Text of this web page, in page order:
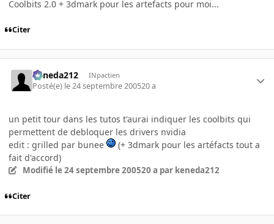
Coolbits 2.0 + 3dmark pour les artefacts pour moi...
Citer
keneda212 INpactien
Posté(e) le 24 septembre 200520 a
un petit tour dans les tutos t'aurai indiquer les coolbits qui
permettent de debloquer les drivers nvidia
edit : grilled par bunee
(+ 3dmark pour les artéfacts tout a
fait d'accord)
Modifié le 24 septembre 200520 a par keneda212
Citer